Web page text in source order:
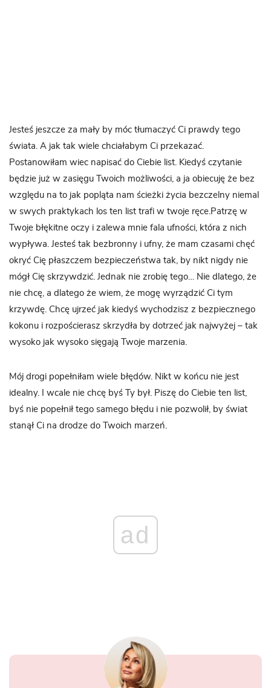
Jesteś jeszcze za mały by móc tłumaczyć Ci prawdy tego
świata. A jak tak wiele chciałabym Ci przekazać.
Postanowiłam wiec napisać do Ciebie list. Kiedyś czytanie
będzie już w zasięgu Twoich możliwości, a ja obiecuję że bez
względu na to jak popląta nam ścieżki życia bezczelny niemal
w swych praktykach los ten list trafi w twoje ręce.Patrzę w
Twoje błękitne oczy i zalewa mnie fala ufności, która z nich
wypływa. Jesteś tak bezbronny i ufny, że mam czasami chęć
okryć Cię płaszczem bezpieczeństwa tak, by nikt nigdy nie
mógł Cię skrzywdzić. Jednak nie zrobię tego… Nie dlatego, że
nie chcę, a dlatego że wiem, że mogę wyrządzić Ci tym
krzywdę. Chcę ujrzeć jak kiedyś wychodzisz z bezpiecznego
kokonu i rozpościerasz skrzydła by dotrzeć jak najwyżej – tak
wysoko jak wysoko sięgają Twoje marzenia.
Mój drogi popełniłam wiele błędów. Nikt w końcu nie jest
idealny. I wcale nie chcę byś Ty był. Piszę do Ciebie ten list,
byś nie popełnił tego samego błędu i nie pozwolił, by świat
stanął Ci na drodze do Twoich marzeń.
ad